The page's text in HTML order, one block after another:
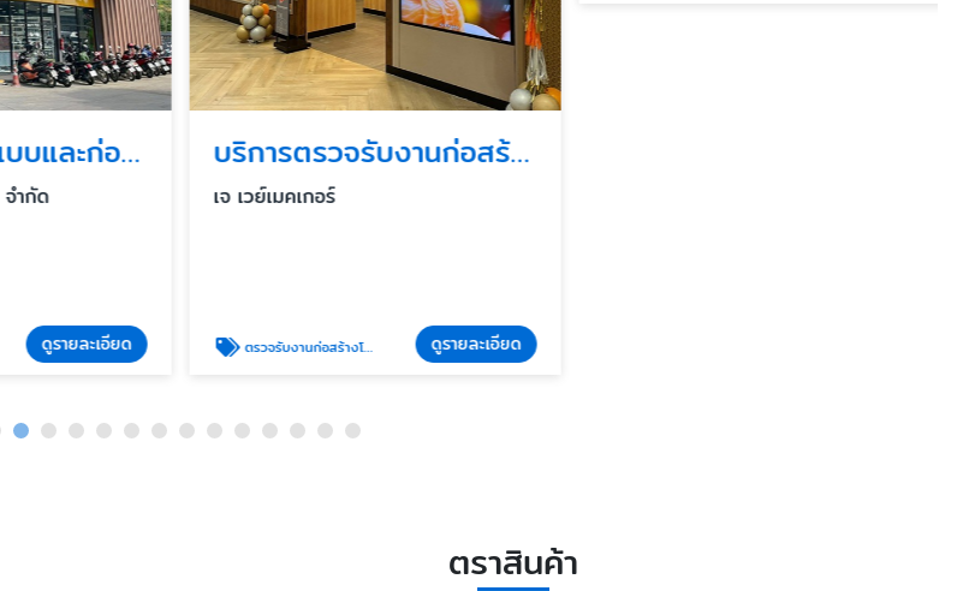
บริการรับออกแบบและก่อสร้างร้านอาหารแฟรนไชน์ครบวงจร
ำกัด
ดูรายละเอียด
บริการตรวจรับงานก่อสร้างโดยวิศวกร
เจ เวย์เมคเกอร์
ตรวจรับงานก่อสร้างโดยวิศกร ดูรายละเอียด
ตราสินค้า